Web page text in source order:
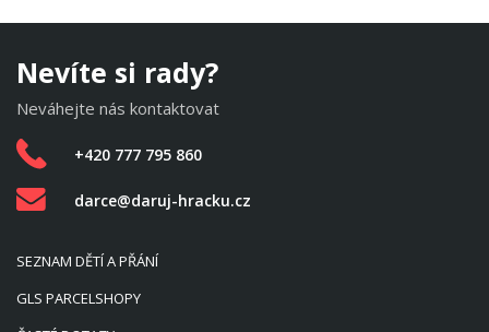
Nevíte si rady?
Neváhejte nás kontaktovat
+420 777 795 860
darce@daruj-hracku.cz
SEZNAM DĚTÍ A PŘÁNÍ
GLS PARCELSHOPY